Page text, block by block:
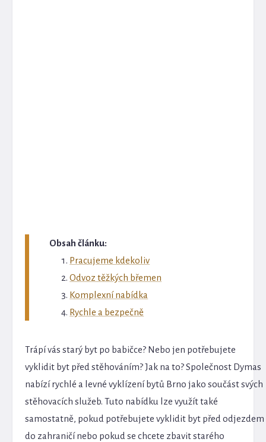
Obsah článku:
Pracujeme kdekoliv
Odvoz těžkých břemen
Komplexní nabídka
Rychle a bezpečně
Trápí vás starý byt po babičce? Nebo jen potřebujete
vyklidit byt před stěhováním? Jak na to? Společnost Dymas
nabízí rychlé a levné vyklízení bytů Brno jako součást svých
stěhovacích služeb. Tuto nabídku lze využít také
samostatně, pokud potřebujete vyklidit byt před odjezdem
do zahraničí nebo pokud se chcete zbavit starého